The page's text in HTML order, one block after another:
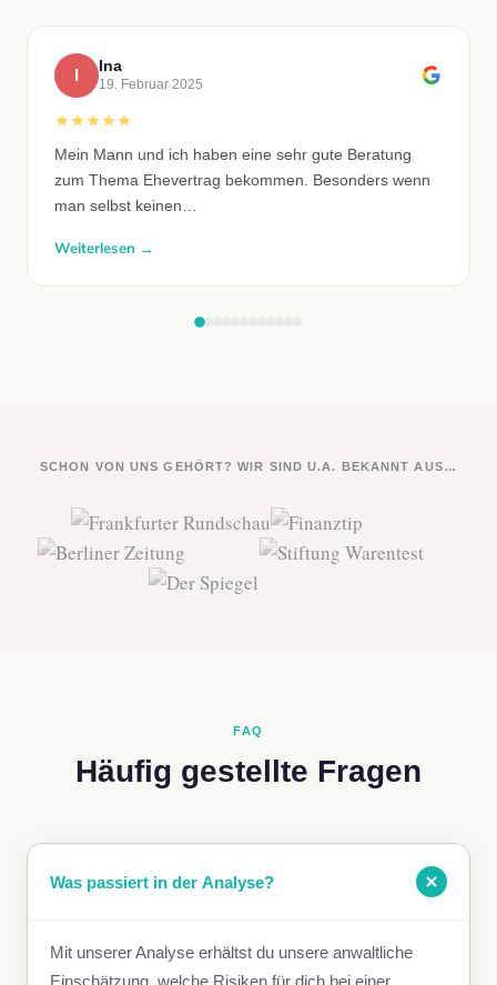
I
Ina
19. Februar 2025
Mein Mann und ich haben eine sehr gute Beratung
zum Thema Ehevertrag bekommen. Besonders wenn
man selbst keinen…
Weiterlesen →
SCHON VON UNS GEHÖRT? WIR SIND U.A. BEKANNT AUS…
FAQ
Häufig gestellte Fragen
Was passiert in der Analyse?
Mit unserer Analyse erhältst du unsere anwaltliche
Einschätzung, welche Risiken für dich bei einer